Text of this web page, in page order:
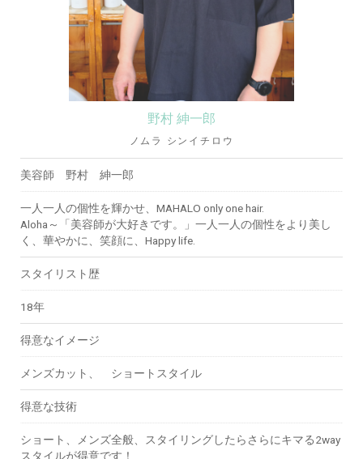
野村 紳一郎
ノムラ シンイチロウ
美容師 野村 紳一郎
一人一人の個性を輝かせ、MAHALO only one hair.
Aloha～「美容師が大好きです。」一人一人の個性をより美し
く、華やかに、笑顔に、Happy life.
スタイリスト歴
18年
得意なイメージ
メンズカット、 ショートスタイル
得意な技術
ショート、メンズ全般、スタイリングしたらさらにキマる2way
スタイルが得意です！